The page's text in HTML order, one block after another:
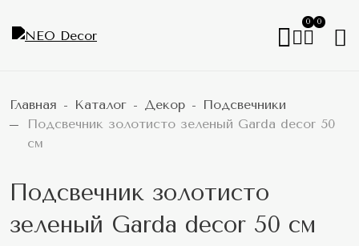
0 0
Главная Каталог Декор
Подсвечники
Подсвечник золотисто зеленый Garda decor 50
см
Подсвечник золотисто
зеленый Garda decor 50 см